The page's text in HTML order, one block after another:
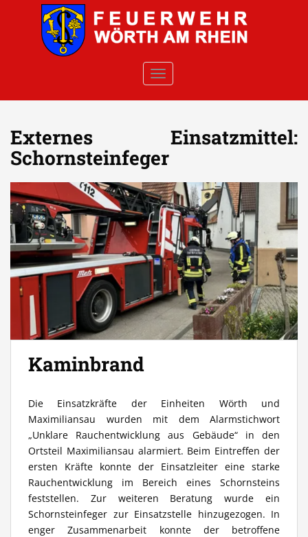
Skip to main content
TOGGLE NAVIGATION
Externes Einsatzmittel:
Schornsteinfeger
Kaminbrand
Die Einsatzkräfte der Einheiten Wörth und
Maximiliansau wurden mit dem Alarmstichwort
„Unklare Rauchentwicklung aus Gebäude“ in den
Ortsteil Maximiliansau alarmiert. Beim Eintreffen der
ersten Kräfte konnte der Einsatzleiter eine starke
Rauchentwicklung im Bereich eines Schornsteins
feststellen. Zur weiteren Beratung wurde ein
Schornsteinfeger zur Einsatzstelle hinzugezogen. In
enger Zusammenarbeit konnte der betroffene